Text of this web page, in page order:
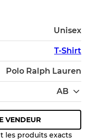
Unisex
T-Shirt
Polo Ralph Lauren
AB
VENDEUR
les produits exacts